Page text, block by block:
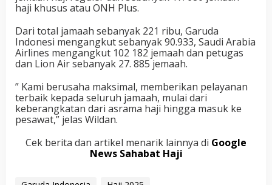
haji khusus atau ONH Plus.
Dari total jamaah sebanyak 221 ribu, Garuda
Indonesi mengangkut sebanyak 90.933, Saudi Arabia
Airlines mengangkut 102 182 jemaah dan petugas
dan Lion Air sebanyak 27. 885 jemaah.
” Kami berusaha maksimal, memberikan pelayanan
terbaik kepada seluruh jamaah, mulai dari
keberangkatan dari asrama haji hingga masuk ke
pesawat,” jelas Wildan.
Cek berita dan artikel menarik lainnya di Google
News Sahabat Haji